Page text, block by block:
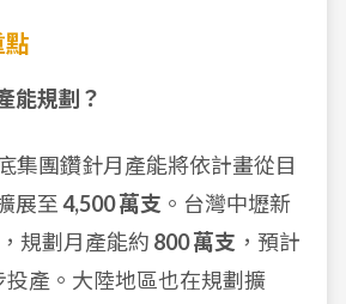
點
能規劃？
集團鑽針月產能將依計畫從目
展至 4,500 萬支 。台灣中壢新
規劃月產能約 800 萬支 ，預計
投產。大陸地區也在規劃擴